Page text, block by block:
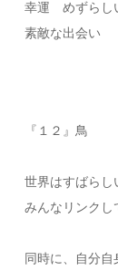
幸運 めずらし
素敵な出会い
『１２』鳥
世界はすばらし
みんなリンクし
同時に、自分自